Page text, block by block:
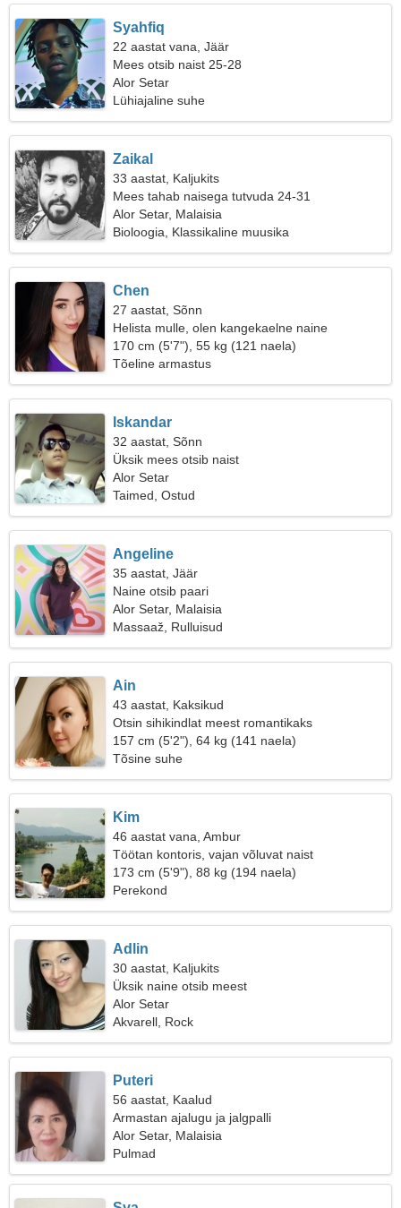
Syahfiq
22 aastat vana, Jäär
Mees otsib naist 25-28
Alor Setar
Lühiajaline suhe
Zaikal
33 aastat, Kaljukits
Mees tahab naisega tutvuda 24-31
Alor Setar, Malaisia
Bioloogia, Klassikaline muusika
Chen
27 aastat, Sõnn
Helista mulle, olen kangekaelne naine
170 cm (5'7"), 55 kg (121 naela)
Tõeline armastus
Iskandar
32 aastat, Sõnn
Üksik mees otsib naist
Alor Setar
Taimed, Ostud
Angeline
35 aastat, Jäär
Naine otsib paari
Alor Setar, Malaisia
Massaaž, Rulluisud
Ain
43 aastat, Kaksikud
Otsin sihikindlat meest romantikaks
157 cm (5'2"), 64 kg (141 naela)
Tõsine suhe
Kim
46 aastat vana, Ambur
Töötan kontoris, vajan võluvat naist
173 cm (5'9"), 88 kg (194 naela)
Perekond
Adlin
30 aastat, Kaljukits
Üksik naine otsib meest
Alor Setar
Akvarell, Rock
Puteri
56 aastat, Kaalud
Armastan ajalugu ja jalgpalli
Alor Setar, Malaisia
Pulmad